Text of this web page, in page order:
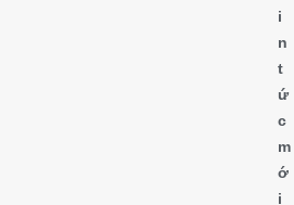
i
n
t
ứ
c
m
ớ
i